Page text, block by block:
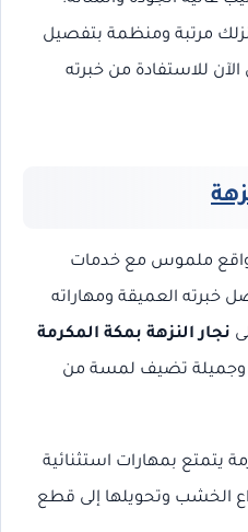
مرتبة ومنظمة بتفصيل
للاستفادة من خبرته
واقع ملموس مع خدمات
خبرته العميقة ومهاراته
نجار النزهة بمكة المكرمة
وجميلة تضيف لمسة من
يتمتع بمهارات استثنائية
الخشب وتحويلها إلى قطع